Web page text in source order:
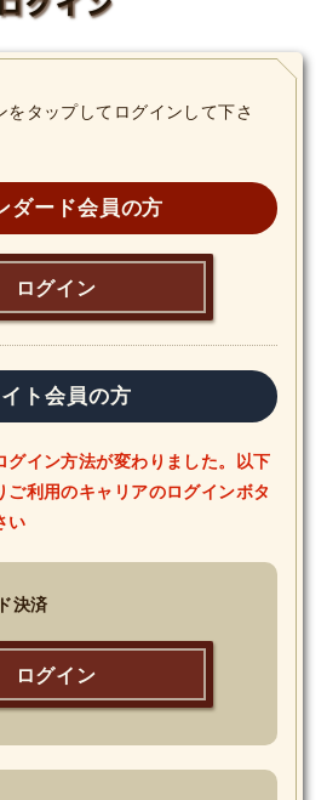
をタップしてログインして下さ
ダード会員の方
ログイン
ト会員の方
グイン方法が変わりました。以下
ご利用のキャリアのログインボタ
い
決済
ログイン